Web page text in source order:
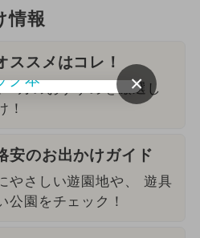
情報
ススメはコレ！
8月のおすすめを厳選し
！
安のお出かけガイド
やさしい遊園地や、 遊具
公園をチェック！
×